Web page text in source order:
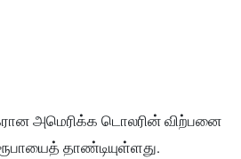
அமெரிக்க டொலரின் விற்பனை
தாண்டியுள்ளது.